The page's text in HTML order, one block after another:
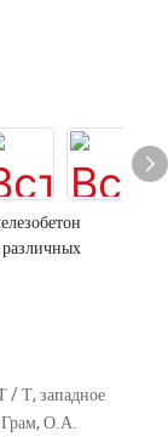
различных
Т, западное
О.А.